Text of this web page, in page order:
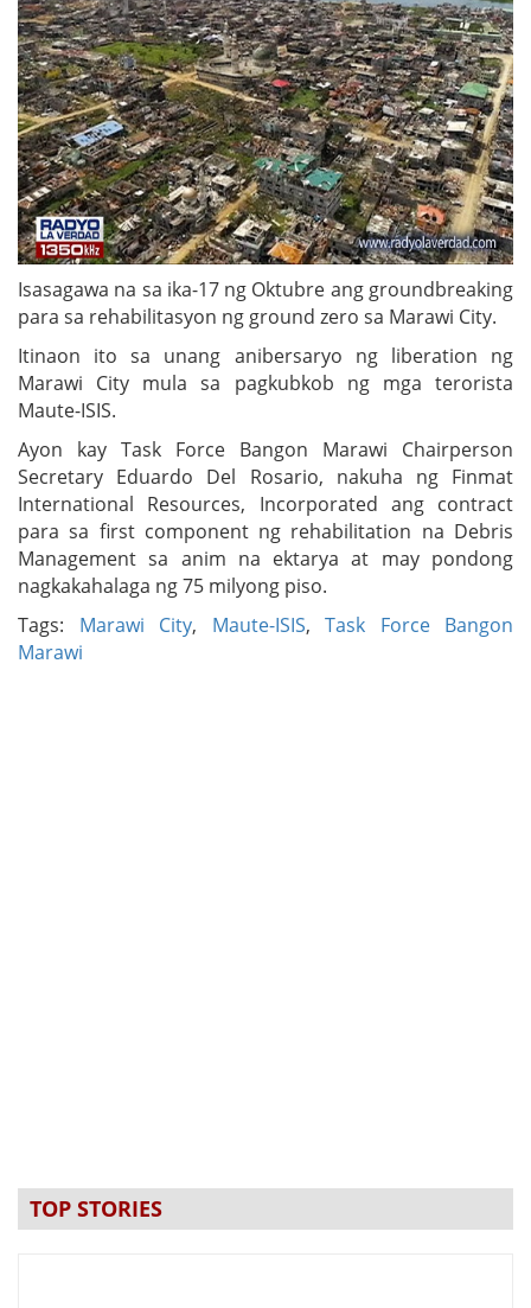
Isasagawa na sa ika-17 ng Oktubre ang groundbreaking
para sa rehabilitasyon ng ground zero sa Marawi City.
Itinaon ito sa unang anibersaryo ng liberation ng
Marawi City mula sa pagkubkob ng mga terorista
Maute-ISIS.
Ayon kay Task Force Bangon Marawi Chairperson
Secretary Eduardo Del Rosario, nakuha ng Finmat
International Resources, Incorporated ang contract
para sa first component ng rehabilitation na Debris
Management sa anim na ektarya at may pondong
nagkakahalaga ng 75 milyong piso.
Tags: Marawi City, Maute-ISIS, Task Force Bangon
Marawi
TOP STORIES